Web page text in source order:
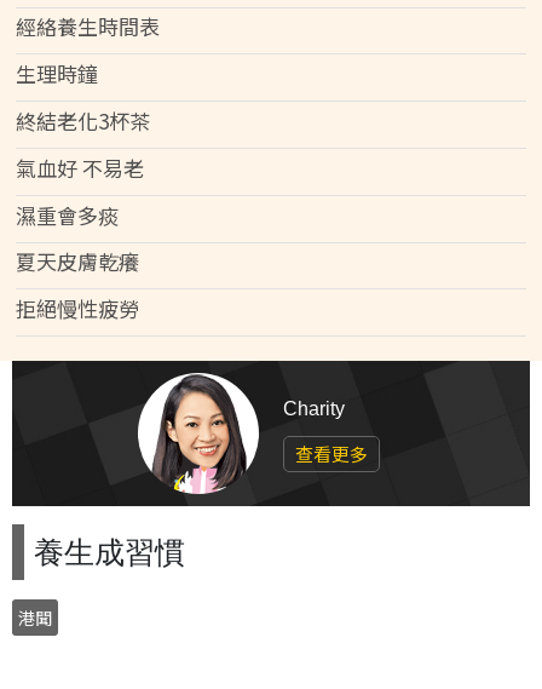
經絡養生時間表
生理時鐘
終結老化3杯茶
氣血好 不易老
濕重會多痰
夏天皮膚乾癢
拒絕慢性疲勞
Charity
查看更多
養生成習慣
港聞